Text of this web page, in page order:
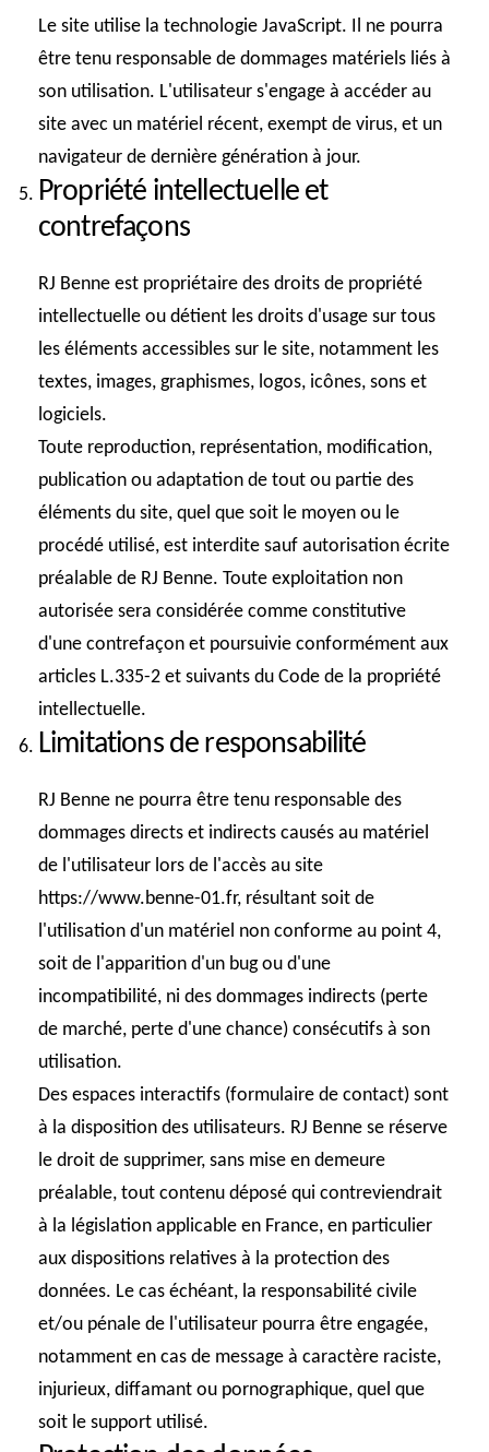
Le site utilise la technologie JavaScript. Il ne pourra
être tenu responsable de dommages matériels liés à
son utilisation. L'utilisateur s'engage à accéder au
site avec un matériel récent, exempt de virus, et un
navigateur de dernière génération à jour.
Propriété intellectuelle et
contrefaçons
RJ Benne est propriétaire des droits de propriété
intellectuelle ou détient les droits d'usage sur tous
les éléments accessibles sur le site, notamment les
textes, images, graphismes, logos, icônes, sons et
logiciels.
Toute reproduction, représentation, modification,
publication ou adaptation de tout ou partie des
éléments du site, quel que soit le moyen ou le
procédé utilisé, est interdite sauf autorisation écrite
préalable de RJ Benne. Toute exploitation non
autorisée sera considérée comme constitutive
d'une contrefaçon et poursuivie conformément aux
articles L.335-2 et suivants du Code de la propriété
intellectuelle.
Limitations de responsabilité
RJ Benne ne pourra être tenu responsable des
dommages directs et indirects causés au matériel
de l'utilisateur lors de l'accès au site
https://www.benne-01.fr, résultant soit de
l'utilisation d'un matériel non conforme au point 4,
soit de l'apparition d'un bug ou d'une
incompatibilité, ni des dommages indirects (perte
de marché, perte d'une chance) consécutifs à son
utilisation.
Des espaces interactifs (formulaire de contact) sont
à la disposition des utilisateurs. RJ Benne se réserve
le droit de supprimer, sans mise en demeure
préalable, tout contenu déposé qui contreviendrait
à la législation applicable en France, en particulier
aux dispositions relatives à la protection des
données. Le cas échéant, la responsabilité civile
et/ou pénale de l'utilisateur pourra être engagée,
notamment en cas de message à caractère raciste,
injurieux, diffamant ou pornographique, quel que
soit le support utilisé.